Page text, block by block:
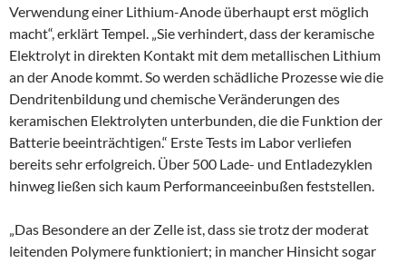
Verwendung einer Lithium-Anode überhaupt erst möglich
macht“, erklärt Tempel. „Sie verhindert, dass der keramische
Elektrolyt in direkten Kontakt mit dem metallischen Lithium
an der Anode kommt. So werden schädliche Prozesse wie die
Dendritenbildung und chemische Veränderungen des
keramischen Elektrolyten unterbunden, die die Funktion der
Batterie beeinträchtigen.“ Erste Tests im Labor verliefen
bereits sehr erfolgreich. Über 500 Lade- und Entladezyklen
hinweg ließen sich kaum Performanceeinbußen feststellen.
„Das Besondere an der Zelle ist, dass sie trotz der moderat
leitenden Polymere funktioniert; in mancher Hinsicht sogar